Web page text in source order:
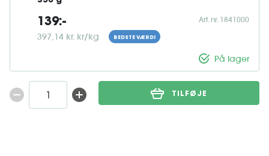
139:-
397,14 kr. kr/kg BEDSTE VÆRDI
Art. nr. 1841000
På lager
TILFØJE